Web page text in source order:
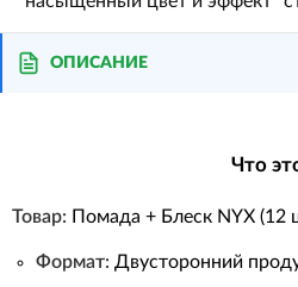
ОПИСАНИЕ
Что
Товар: Помада + Блеск NYX (12
Формат: Двусторонний